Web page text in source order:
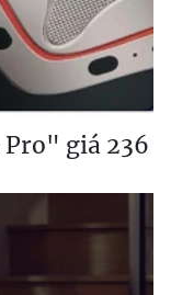
giá 236